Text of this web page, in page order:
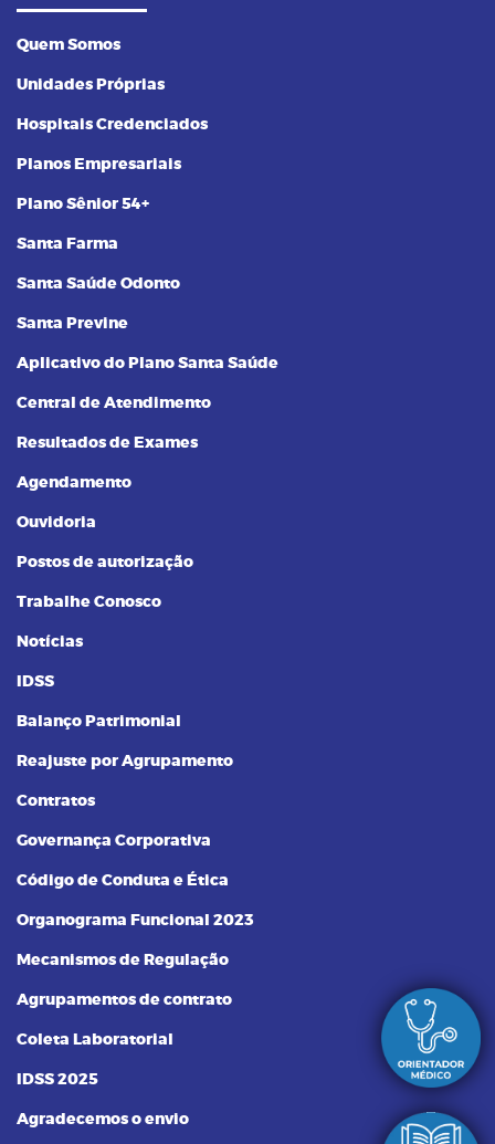
Quem Somos
Unidades Próprias
Hospitais Credenciados
Planos Empresariais
Plano Sênior 54+
Santa Farma
Santa Saúde Odonto
Santa Previne
Aplicativo do Plano Santa Saúde
Central de Atendimento
Resultados de Exames
Agendamento
Ouvidoria
Postos de autorização
Trabalhe Conosco
Notícias
IDSS
Balanço Patrimonial
Reajuste por Agrupamento
Contratos
Governança Corporativa
Código de Conduta e Ética
Organograma Funcional 2023
Mecanismos de Regulação
Agrupamentos de contrato
Coleta Laboratorial
IDSS 2025
Agradecemos o envio